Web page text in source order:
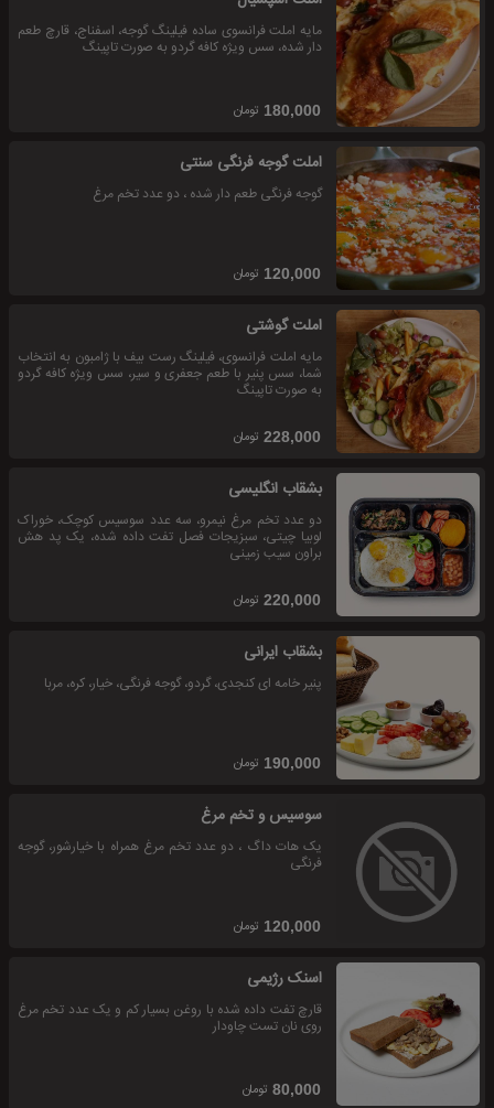
مایه املت فرانسوی ساده فیلینگ گوجه، اسفناج، قارچ طعم
دار شده، سس ویژه کافه گردو به صورت تاپینگ
180,000 تومان
املت گوجه فرنگی سنتی
گوجه فرنگی طعم دار شده ، دو عدد تخم مرغ
120,000 تومان
املت گوشتی
مایه املت فرانسوی، فیلینگ رست بیف با ژامبون به انتخاب
شما، سس پنیر با طعم جعفری و سیر، سس ویژه کافه گردو
به صورت تاپینگ
228,000 تومان
بشقاب انگلیسی
دو عدد تخم مرغ نیمرو، سه عدد سوسیس کوچک، خوراک
لوبیا چیتی، سبزیجات فصل تفت داده شده، یک پد هش
براون سیب زمینی
220,000 تومان
بشقاب ایرانی
پنیر خامه ای کنجدی، گردو، گوجه فرنگی، خیار، کره، مربا
190,000 تومان
سوسیس و تخم مرغ
یک هات داگ ، دو عدد تخم مرغ همراه با خیارشور، گوجه
فرنگی
120,000 تومان
اسنک رژیمی
قارچ تفت داده شده با روغن بسیار کم و یک عدد تخم مرغ
روی نان تست چاودار
80,000 تومان